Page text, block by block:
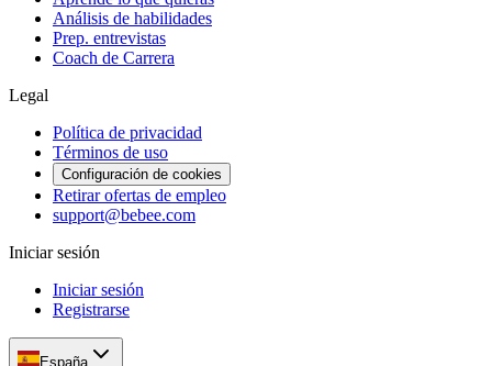
Análisis de habilidades
Prep. entrevistas
Coach de Carrera
Legal
Política de privacidad
Términos de uso
Configuración de cookies
Retirar ofertas de empleo
support@bebee.com
Iniciar sesión
Iniciar sesión
Registrarse
España